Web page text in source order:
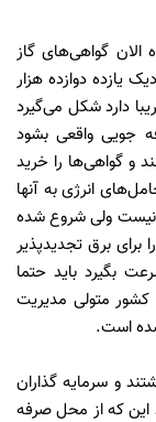
الان گواهی‌های گاز
یازده دوازده هزار
دارد شکل می‌گیرد
جویی واقعی بشود
و گواهی‌ها را خرید
انرژی به آنها
نیست ولی شروع شده
برای برق تجدیدپذیر
بگیرد باید حتما
کشور متولی مدیریت
است.
و سرمایه گذاران
این که از محل صرفه